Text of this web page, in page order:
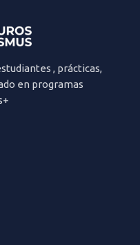
, prácticas,
en programas